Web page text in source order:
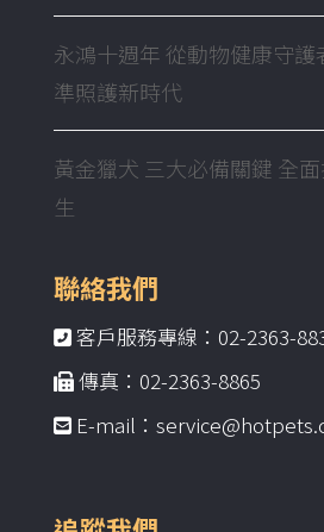
永鴻十週年 從動物健康守
準照護新時代
黃金獵犬 三大必備關鍵 全
生
聯絡我們
客戶服務專線：02-2363-
傳真：02-2363-8865
E-mail：